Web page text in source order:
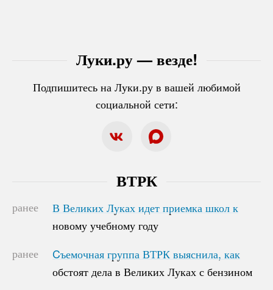
Луки.ру — везде!
Подпишитесь на Луки.ру в вашей любимой
социальной сети:
ВТРК
ранее
В Великих Луках идет приемка школ к
новому учебному году
В Великих Луках идет приемка школ к
новому учебному году
ранее
Cъемочная группа ВТРК выяснила, как
обстоят дела в Великих Луках с бензином
Cъемочная группа ВТРК выяснила, как
обстоят дела в Великих Луках с бензином